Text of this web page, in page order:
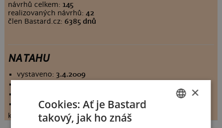
návrhů celkem: 145
realizovaných návrhů:42
člen Bastard.cz:6385 dnů
NA TAHU
vystaveno: 3.4.2009
koupilo by:141 lidí
konečné hodnocení:7.1383
×
Cookies: Ať je Bastard
takový, jak ho znáš